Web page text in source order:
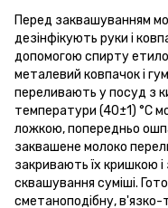
Перед заквашуванням
дезінфікують руки і
допомогою спирту
металевий ковпачок і
переливають у посуд з
температури (40±1) °С
ложкою, попередньо
заквашене молоко
закривають їх кришкою
сквашування суміші.
сметаноподібну, в'язко-